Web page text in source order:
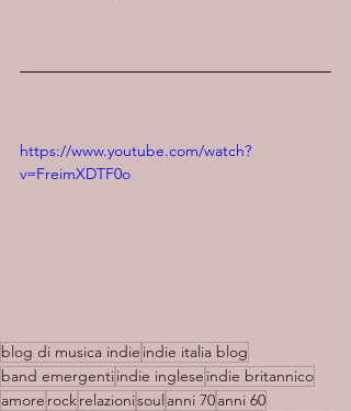
https://www.youtube.com/watch?
v=FreimXDTF0o
blog di musica indie indie italia blog
band emergentiindie inglese indie britannico
amore rockrelazionisoul anni 70anni 60